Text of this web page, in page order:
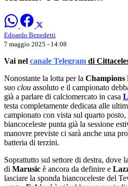
Edoardo Benedetti
7 maggio 2025 - 14:08
Vai nel canale Telegram di
Nonostante la lotta per la Champions
suo clou assoluto e il campionato
già a parlare di calciomercato in casa
testa completamente dedicata alle
campionato con vista sul quarto
biancoceleste punta già la sessione
manovre previste ci sarà anche una
batteria di terzini.
Soprattutto sul settore di destra, dove
di Marusic è ancora da definire e
lasciare la sponda biancoceleste del